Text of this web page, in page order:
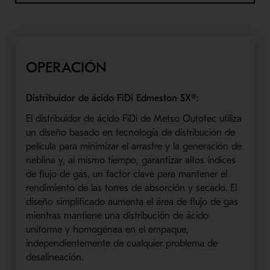
OPERACIÓN
Distribuidor de ácido FiDi Edmeston SX®:
El distribuidor de ácido FiDi de Metso Outotec utiliza
un diseño basado en tecnología de distribución de
película para minimizar el arrastre y la generación de
neblina y, al mismo tiempo, garantizar altos índices
de flujo de gas, un factor clave para mantener el
rendimiento de las torres de absorción y secado. El
diseño simplificado aumenta el área de flujo de gas
mientras mantiene una distribución de ácido
uniforme y homogénea en el empaque,
independientemente de cualquier problema de
desalineación.